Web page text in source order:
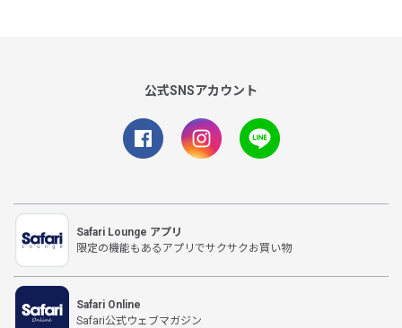
公式SNSアカウント
Safari Lounge アプリ
限定の機能もあるアプリでサクサクお買い物
Safari Online
Safari公式ウェブマガジン